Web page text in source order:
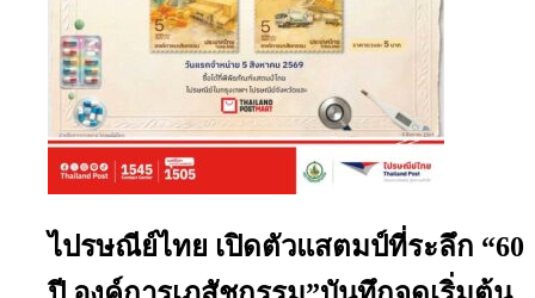
ไปรษณีย์ไทย เปิดตัวแสตมป์ที่ระลึก “60